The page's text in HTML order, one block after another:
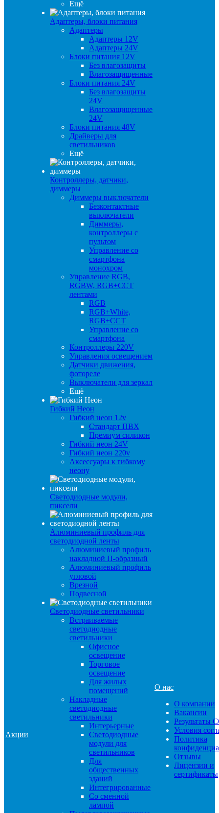
Акции
Ещё
Адаптеры, блоки питания
Адаптеры
Адаптеры 12V
Адаптеры 24V
Блоки питания 12V
Без влагозащиты
Влагозащищенные
Блоки питания 24V
Без влагозащиты
24V
Влагозащищенные
24V
Блоки питания 48V
Драйверы для
светильников
Ещё
Контроллеры, датчики,
диммеры
Диммеры выключатели
Безконтактные
выключатели
Диммеры,
контроллеры с
пультом
Управление со
смартфона
монохром
Управление RGB,
RGBW, RGB+CCT
лентами
RGB
RGB+White,
RGB+CCT
Управление со
смартфона
Контроллеры 220V
Управления освещением
Датчики движения,
фотореле
Выключатели для зеркал
Ещё
Гибкий Неон
Гибкий неон 12v
Стандарт ПВХ
Премиум силикон
Гибкий неон 24V
Гибкий неон 220v
Аксессуары к гибкому
неону
Светодиодные модули,
пиксели
Алюминиевый профиль для
светодиодной ленты
Алюминиевый профиль
накладной П-образный
Алюминиевый профиль
угловой
Врезной
Подвесной
Светодиодные светильники
Встраиваемые
светодиодные
светильники
Офисное
освещение
Торговое
освещение
Для жилых
помещений
Накладные
светодиодные
светильники
Интерьерные
Светодиодные
модули для
светильников
Для
общественных
зданий
Интегрированные
Со сменной
лампой
О нас
О компании
Вакансии
Результаты
Условия
Политика
Отзывы
Лицензии и
сертификаты